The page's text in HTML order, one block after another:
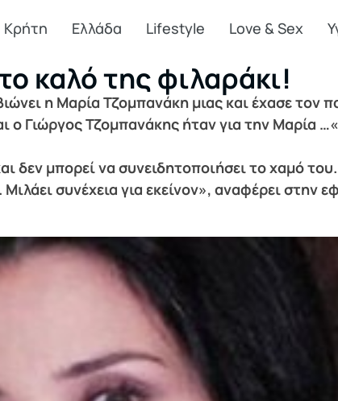
Κρήτη Ελλάδα Lifestyle Love & Sex
καλό της φιλαράκι!
η Μαρία Τζομπανάκη μιας και έχασε
ο Γιώργος Τζομπανάκης ήταν για την Μαρία
μπορεί να συνειδητοποιήσει το χαμό του.
συνέχεια για εκείνον», αναφέρει στην